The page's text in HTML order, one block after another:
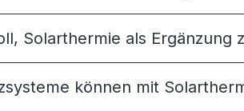
Solarthermie als
können mit